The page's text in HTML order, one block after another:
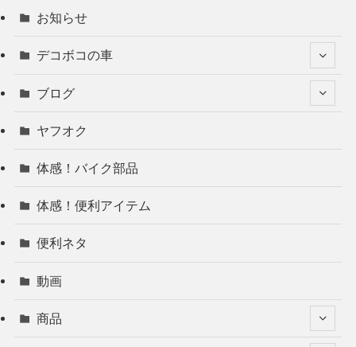
お知らせ
デコボコの車
ブログ
ヤフオク
体感！バイク部品
体感！便利アイテム
便利ネタ
動画
商品